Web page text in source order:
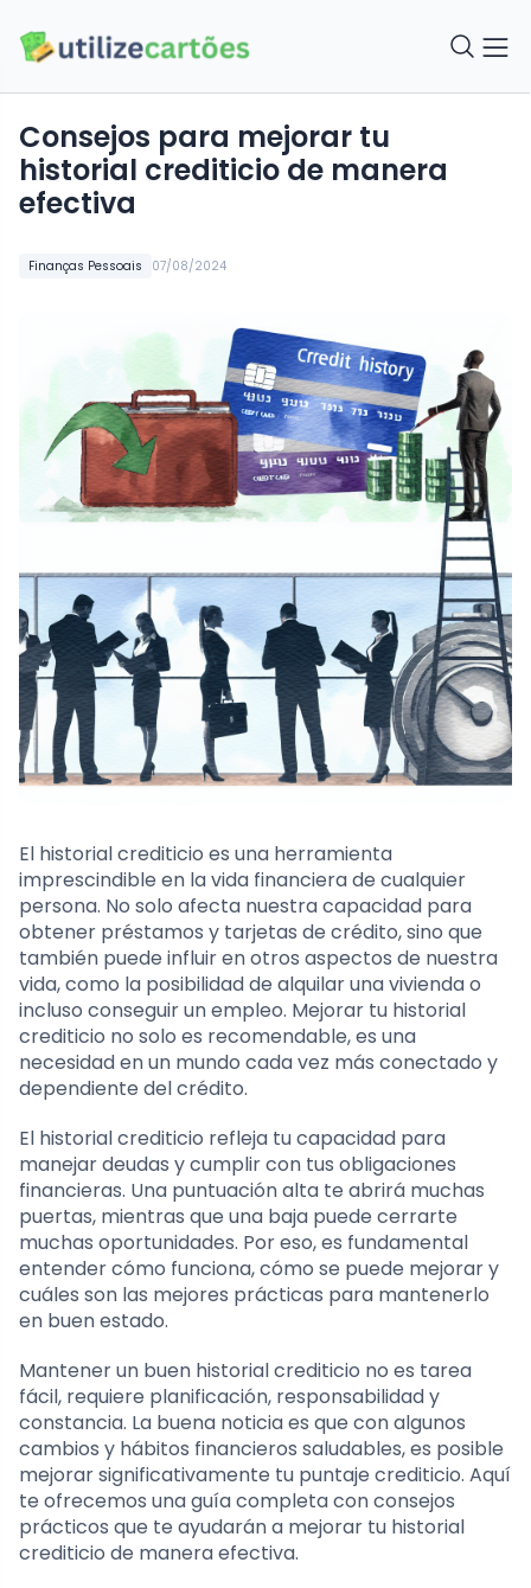
Finanças Pessoais 07/08/2024
Consejos para mejorar tu
historial crediticio de manera
efectiva
El historial crediticio es una herramienta
imprescindible en la vida financiera de cualquier
persona. No solo afecta nuestra capacidad para
obtener préstamos y tarjetas de crédito, sino que
también puede influir en otros aspectos de nuestra
vida, como la posibilidad de alquilar una vivienda o
incluso conseguir un empleo. Mejorar tu historial
crediticio no solo es recomendable, es una
necesidad en un mundo cada vez más conectado y
dependiente del crédito.
El historial crediticio refleja tu capacidad para
manejar deudas y cumplir con tus obligaciones
financieras. Una puntuación alta te abrirá muchas
puertas, mientras que una baja puede cerrarte
muchas oportunidades. Por eso, es fundamental
entender cómo funciona, cómo se puede mejorar y
cuáles son las mejores prácticas para mantenerlo
en buen estado.
Mantener un buen historial crediticio no es tarea
fácil, requiere planificación, responsabilidad y
constancia. La buena noticia es que con algunos
cambios y hábitos financieros saludables, es posible
mejorar significativamente tu puntaje crediticio. Aquí
te ofrecemos una guía completa con consejos
prácticos que te ayudarán a mejorar tu historial
crediticio de manera efectiva.